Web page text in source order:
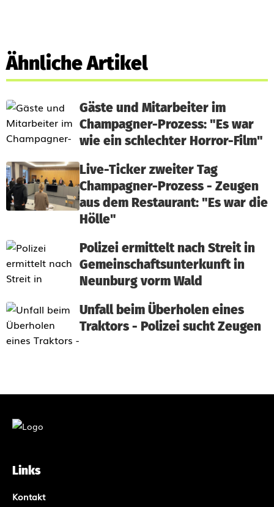
Ähnliche Artikel
Gäste und Mitarbeiter im
Champagner-Prozess: "Es war
wie ein schlechter Horror-Film"
Live-Ticker zweiter Tag
Champagner-Prozess - Zeugen
aus dem Restaurant: "Es war die
Hölle"
Polizei ermittelt nach Streit in
Gemeinschaftsunterkunft in
Neunburg vorm Wald
Unfall beim Überholen eines
Traktors - Polizei sucht Zeugen
Links
Kontakt